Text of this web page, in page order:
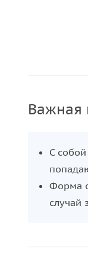
Важная
С
Форма
случай